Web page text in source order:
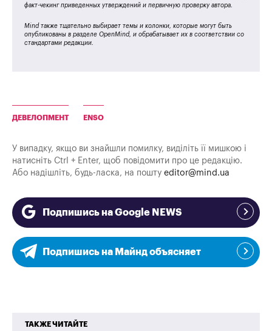
факт-чекинг приведенных утверждений и первичную проверку автора.
Mind также тщательно выбирает темы и колонки, которые могут быть
опубликованы в разделе OpenMind, и обрабатывает их в соответствии со
стандартами редакции.
ДЕВЕЛОПМЕНТ ENSO
У випадку, якщо ви знайшли помилку, виділіть її мишкою і
натисніть Ctrl + Enter, щоб повідомити про це редакцію.
Або надішліть, будь-ласка, на пошту editor@mind.ua
Подпишись на Google NEWS
Подпишись на Майнд объясняет
ТАКЖЕ ЧИТАЙТЕ